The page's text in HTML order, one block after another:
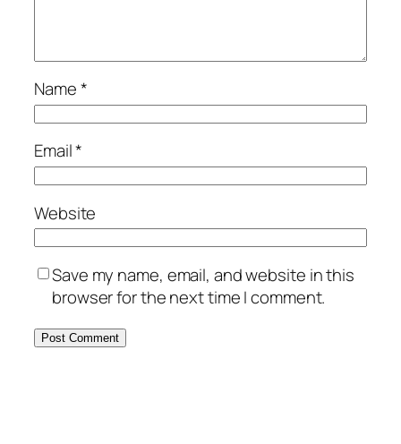
Name*
Email*
Website
Save my name, email, and website in this
browser for the next time I comment.